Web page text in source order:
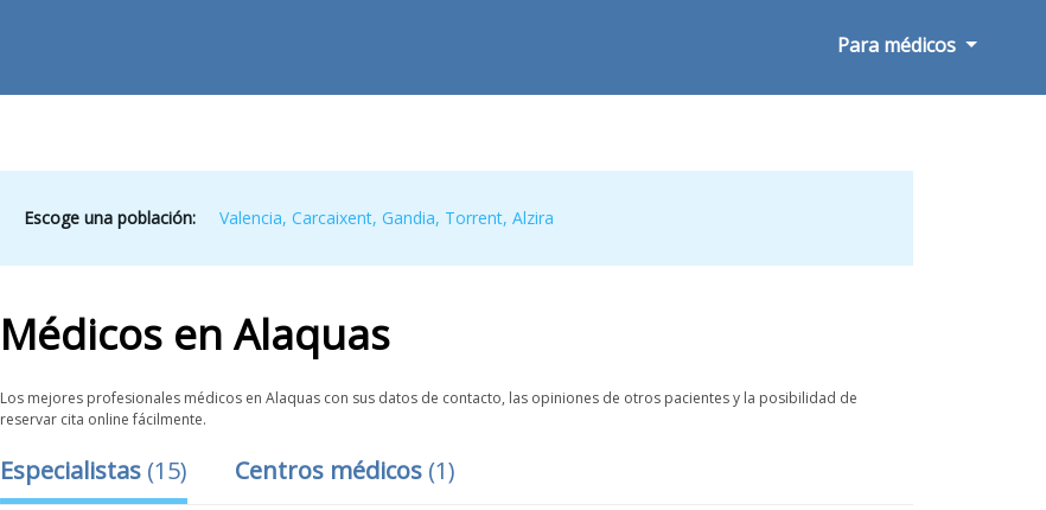
Para médicos
Escoge una población: Valencia,Carcaixent,Gandia, Torrent,Alzira
Médicos enAlaquas
Los mejores profesionales médicos en Alaquas con sus datos de contacto, las opiniones de otros pacientes y la posibilidad de
reservar cita online fácilmente.
Especialistas (15) Centros médicos (1)